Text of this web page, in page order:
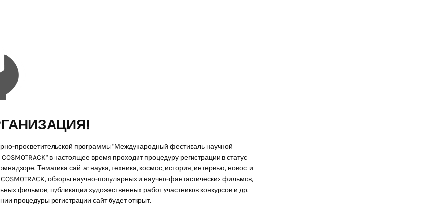
просветительской программы "Международный фестиваль научной
в настоящее время проходит процедуру регистрации в статус
Тематика сайта: наука, техника, космос, история, интервью, новости
обзоры научно-популярных и научно-фантастических фильмов,
фильмов, публикации художественных работ участников конкурсов и др.
процедуры регистрации сайт будет открыт.